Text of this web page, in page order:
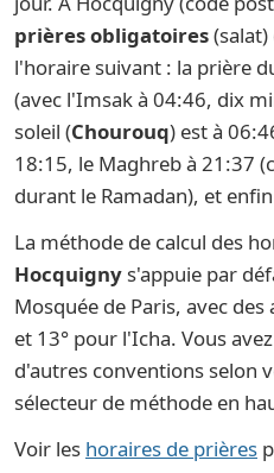
prières obligatoires
l'horaire suivant : la prière
(avec l'Imsak à 04:46, dix
soleil (Chourouq) est à
18:15, le Maghreb à 21:37
durant le Ramadan), et
La méthode de calcul des
Hocquigny s'appuie par
Mosquée de Paris, avec
et 13° pour l'Icha. Vous
d'autres conventions selon
sélecteur de méthode en
Voir les horaires de prières